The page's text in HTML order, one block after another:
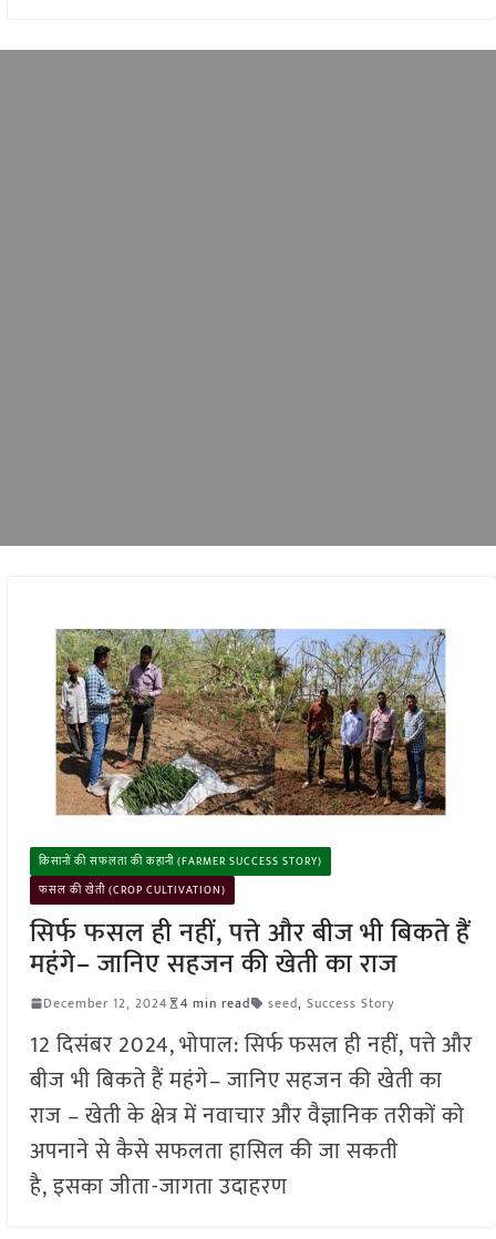
किसानों की सफलता की कहानी (FARMER SUCCESS STORY)
फसल की खेती (CROP CULTIVATION)
सिर्फ फसल ही नहीं, पत्ते और बीज भी बिकते हैं
महंगे– जानिए सहजन की खेती का राज
December 12, 2024 4 min read seed, Success Story
12 दिसंबर 2024, भोपाल: सिर्फ फसल ही नहीं, पत्ते और
बीज भी बिकते हैं महंगे– जानिए सहजन की खेती का
राज – खेती के क्षेत्र में नवाचार और वैज्ञानिक तरीकों को
अपनाने से कैसे सफलता हासिल की जा सकती
है, इसका जीता-जागता उदाहरण